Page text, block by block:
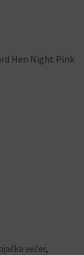
Hen Night Pink
večer,